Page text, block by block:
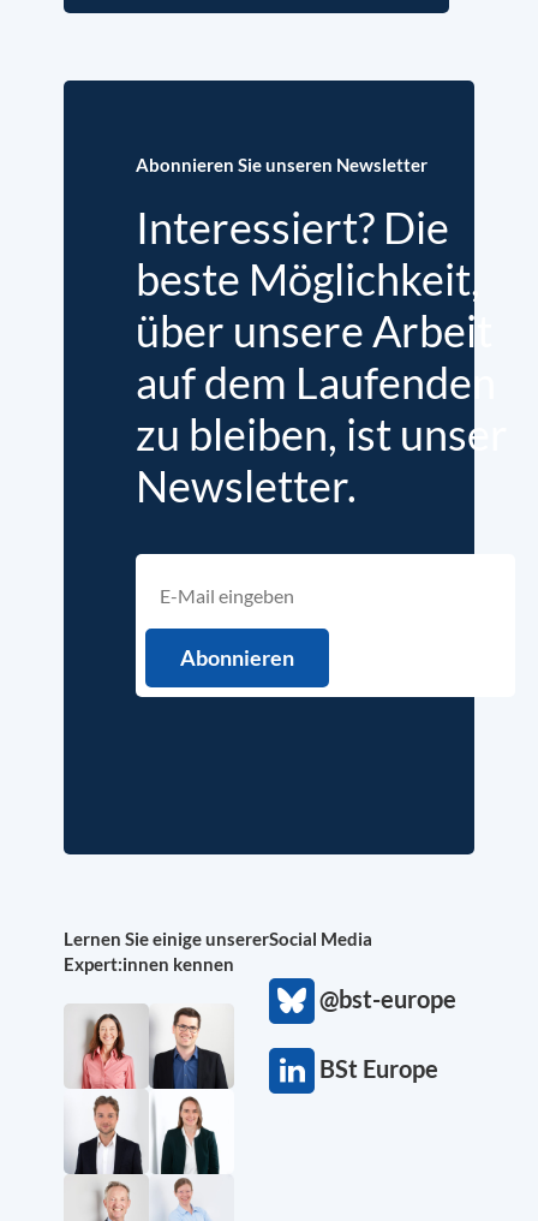
Abonnieren Sie unseren Newsletter
Interessiert? Die
beste Möglichkeit,
über unsere Arbeit
auf dem Laufenden
zu bleiben, ist unser
Newsletter.
Lernen Sie einige unserer
Expert:innen kennen
Social Media
@bst-europe
BSt Europe